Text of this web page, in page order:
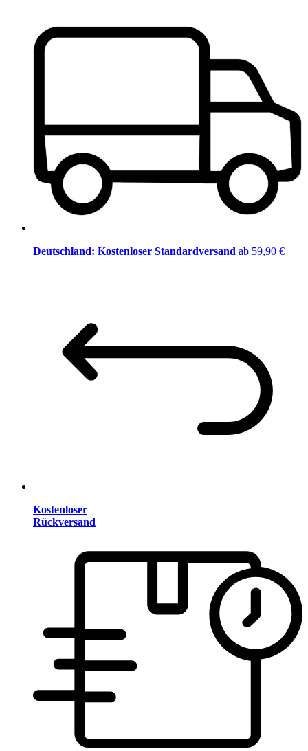
Deutschland: Kostenloser Standardversand ab 59,90 €
Kostenloser
Rückversand